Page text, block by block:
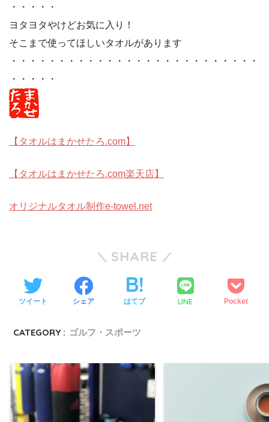
・・・・・
ヨタヨタやけどお気に入り！
そこまで使ってほしいタオルがあります
・・・・・・・・・・・・・・・・・・・・・・・・・・
・・・・・
【タオルはまかせたろ.com】
【タオルはまかせたろ.com楽天店】
オリジナルタオル制作e-towel.net
SHARE
ツイート シェア はてブ LINE Pocket
CATEGORY : ゴルフ・スポーツ